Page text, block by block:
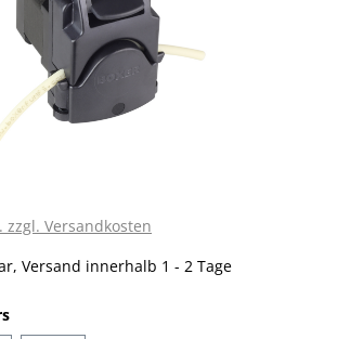
zzgl. Versandkosten
Versand innerhalb 1 - 2 Tage
auswählen